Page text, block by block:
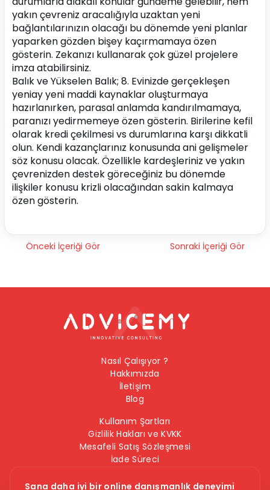
yakın çevreniz aracalığıyla uzaktan yeni
bağlantılarınızın olacağı bu dönemde yeni planlar
yaparken gözden bişey kaçırmamaya özen
gösterin. Zekanızı kullanarak çok güzel projelere
imza atabilirsiniz.
Balık ve Yükselen Balık; 8. Evinizde gerçekleşen
yeniay yeni maddi kaynaklar oluşturmaya
hazırlanırken, parasal anlamda kandırılmamaya,
paranızı yedirmemeye özen gösterin. Birilerine kefil
olarak kredi çekilmesi vs durumlarına karşı dikkatli
olun. Kendi kazançlarınız konusunda ani gelişmeler
söz konusu olacak. Özellikle kardeşleriniz ve yakın
çevrenizden destek göreceğiniz bu dönemde
ilişkiler konusu krizli olacağından sakin kalmaya
özen gösterin.
Önceki İçeriği Gör Sonraki İçeriği Gör
Sana daha iyi bir online danışmanlık deneyimi
Nasıl Çalışıyor ?
Hakkımızda
İletişim
Blog
Kullanım Şartları
Gizlilik Hakları ve KVKK
Mesafeli Satış Sözleşmesi
İade Süreci
Bilgi Güvenliği Politikası